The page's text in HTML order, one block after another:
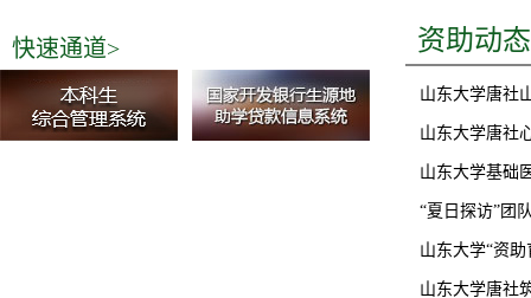
关于举行2024年度山东大学自强之星校级终评会的通知
关于举办2024年度山东大学自强之星校级初评会的通知
快速通道> 资助动态
山东大学唐社
山东大学唐社
山东大学基础
“夏日探访”团
山东大学“资
山东大学唐社